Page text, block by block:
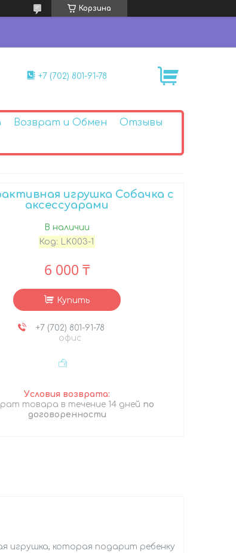
Корзина
+7 (702) 801-91-78
Возврат и Обмен
Отзывы
игрушка Собачка с
аксессуарами
В наличии
Код:
LK003-1
6 000 ₸
Купить
+7 (702) 801-91-78
офис
товара в течение 14 дней по
договоренности
игрушка, которая подарит ребенку